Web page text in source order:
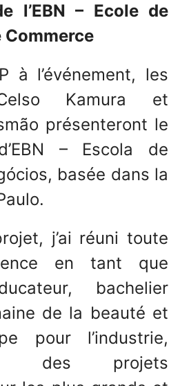
l’EBN – Ecole de
Commerce
à l’événement, les
Kamura et
présenteront le
– Escola de
basée dans la
j’ai réuni toute
en tant que
bachelier
de la beauté et
pour l’industrie,
des projets